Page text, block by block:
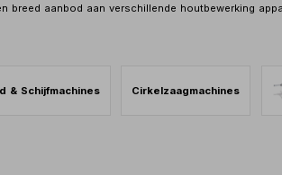
breed aanbod aan verschillende houtbewerking
& Schijfmachines Cirkelzaagmachines